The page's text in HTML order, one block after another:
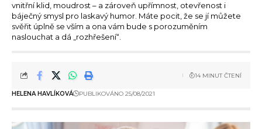
vnitřní klid, moudrost – a zároveň upřímnost, otevřenost i
báječný smysl pro laskavý humor. Máte pocit, že se jí můžete
svěřit úplně se vším a ona vám bude s porozuměním
naslouchat a dá „rozhřešení“.
HELENA HAVLÍKOVÁ PUBLIKOVÁNO 25/08/2021
14 MINUT ČTENÍ